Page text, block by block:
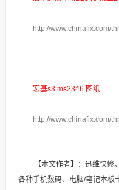
http://www.chinafix.com/
宏基s3 ms2346 图纸
http://www.chinafix.com/
【本文作者】：迅维快
各种手机数码、电脑/笔记本板